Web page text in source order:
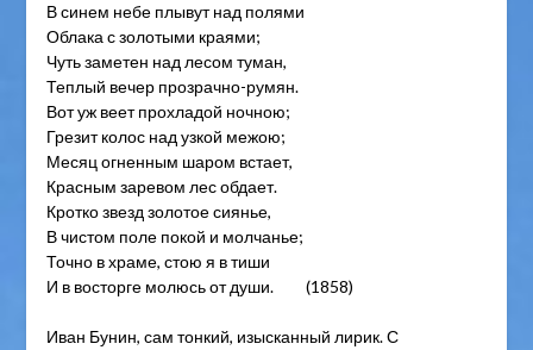
В синем небе плывут над полями
Облака с золотыми краями;
Чуть заметен над лесом туман,
Теплый вечер прозрачно-румян.
Вот уж веет прохладой ночною;
Грезит колос над узкой межою;
Месяц огненным шаром встает,
Красным заревом лес обдает.
Кротко звезд золотое сиянье,
В чистом поле покой и молчанье;
Точно в храме, стою я в тиши
И в восторге молюсь от души. (1858)
Иван Бунин, сам тонкий, изысканный лирик. С